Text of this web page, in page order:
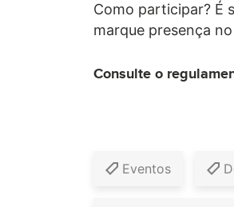
Como participar? É
marque presença
Consulte o
Eventos